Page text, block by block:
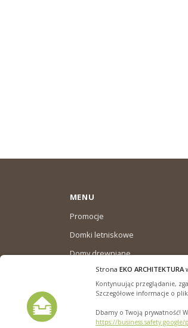
MENU
Promocje
Domki letniskowe
Domy drewniane
Domki ogrodowe
Strona EKO ARCHITEKTURA
Kontynuując przeglądanie,
Szczegółowe informacje o
Dbamy o Twoją prywatność!
https://business.safety.google/